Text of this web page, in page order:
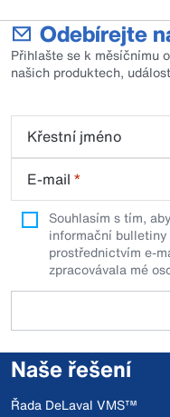
Odebírejte
Přihlašte se k měsíčnímu
našich produktech,
Křestní jméno
E-mail *
Souhlasím s tím,
informační
prostřednictvím e-
zpracovávala mé
Naše řešení
Řada DeLaval VMS™